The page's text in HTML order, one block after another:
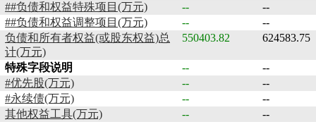
##负债和权益特殊项目(万元) --
--
##负债和权益调整项目(万元)
--
--
负债和所有者权益(或股东权益)总
计(万元)
550403.82 624583.75
特殊字段说明 --
--
#优先股(万元)
--
--
#永续债(万元)
--
--
其他权益工具(万元)
--
--